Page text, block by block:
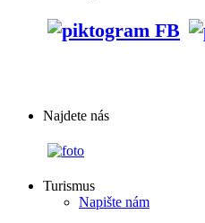
Najdete nás
Turismus
Napište nám